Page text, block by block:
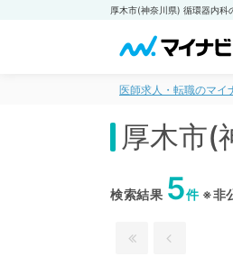
医師求人・転職のマイ
厚木市(
検索結果 5件※非